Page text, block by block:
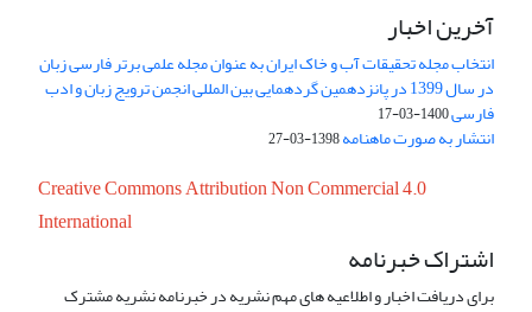
آخرین اخبار
انتخاب مجله تحقیقات آب و خاک ایران به عنوان مجله علمی برتر فارسی زبان
در سال 1399 در پانزدهمین گردهمایی بین المللی انجمن ترویج زبان و ادب
فارسی1400-03-17
انتشار به صورت ماهنامه1398-03-27
Creative Commons Attribution Non Commercial 4.0
International
اشتراک خبرنامه
برای دریافت اخبار و اطلاعیه های مهم نشریه در خبرنامه نشریه مشترک